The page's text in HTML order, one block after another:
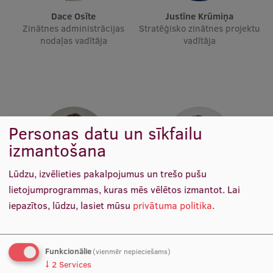
Ētikas un līdztiesības mācības
Atvērtā universitāte
ESF kvalifikācijas celšanas kursi
Pedagoģiskās izaugsmes centrs
Kvalifikācijas atbilstības pārbaude
Pētniecība
Zinātniskie institūti un laboratorijas
Dace Osīte
Zinātnes administrācijas
nodaļas vadītāja
Justīne Krūmiņa
Stratēģisko zinātnes projektu
vadītāja
Ieva Smilga
Zinātnes iepirkumu
konsultante
Katrīna Liepiņa
Vecākā zinātnes datu
Personas datu un sīkfailu
izmantošana
Lūdzu, izvēlieties pakalpojumus un trešo pušu
lietojumprogrammas, kuras mēs vēlētos izmantot. Lai
iepazītos, lūdzu, lasiet mūsu privātuma politika.
Funkcionālie(vienmēr nepieciešams)
↓ 2 Services